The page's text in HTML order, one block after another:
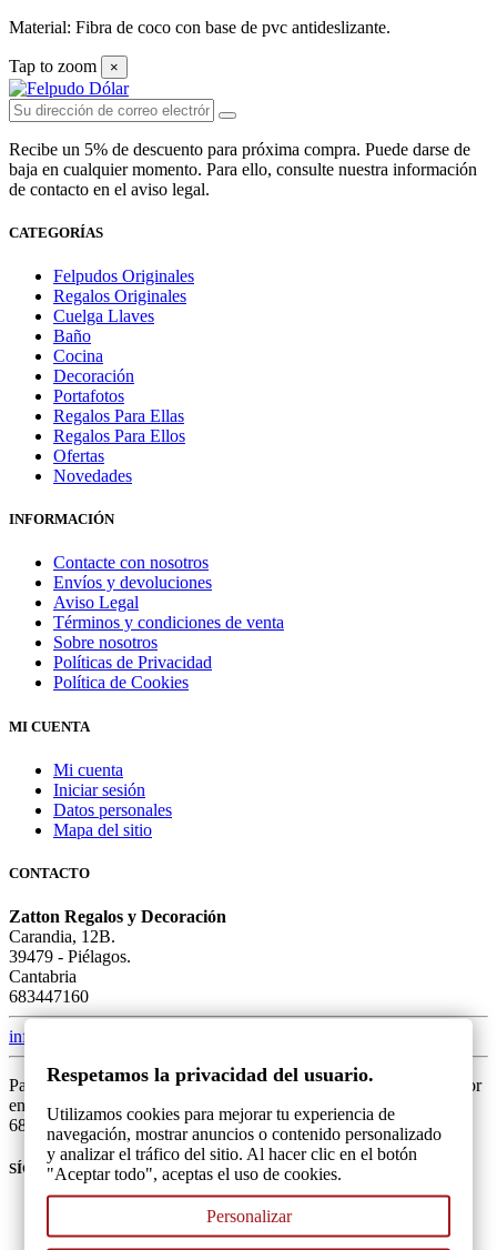
Material: Fibra de coco con base de pvc antideslizante.
Tap to zoom ×
Recibe un 5% de descuento para próxima compra. Puede darse de
baja en cualquier momento. Para ello, consulte nuestra información
de contacto en el aviso legal.
CATEGORÍAS
Felpudos Originales
Regalos Originales
Cuelga Llaves
Baño
Cocina
Decoración
Portafotos
Regalos Para Ellas
Regalos Para Ellos
Ofertas
Novedades
INFORMACIÓN
Contacte con nosotros
Envíos y devoluciones
Aviso Legal
Términos y condiciones de venta
Sobre nosotros
Políticas de Privacidad
Política de Cookies
MI CUENTA
Mi cuenta
Iniciar sesión
Datos personales
Mapa del sitio
CONTACTO
Zatton Regalos y Decoración
Carandia, 12B.
39479 - Piélagos.
Cantabria
683447160
info@zatton.es
Para una mejor atención, si tiene alguna duda o problema, por favor
envíanos un mensaje mediante el formulario o llámanos al
683447160. Gracias.
SÍGUENOS
Respetamos la privacidad del usuario.
Utilizamos cookies para mejorar tu experiencia de
navegación, mostrar anuncios o contenido personalizado
y analizar el tráfico del sitio. Al hacer clic en el botón
"Aceptar todo", aceptas el uso de cookies.
Personalizar